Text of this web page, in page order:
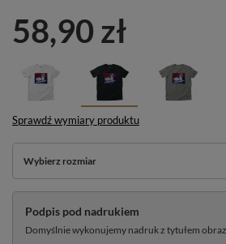
58,90 zł
Sprawdź wymiary produktu
Wybierz rozmiar
Podpis pod nadrukiem
Domyślnie wykonujemy nadruk z tytułem